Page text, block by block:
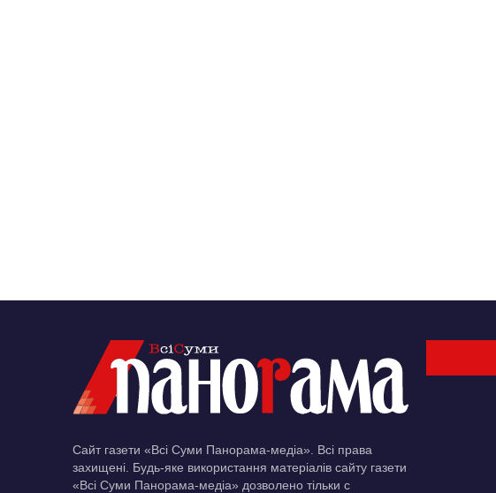
Сайт газети «Всі Суми Панорама-медіа». Всі права
захищені. Будь-яке використання матеріалів сайту газети
«Всі Суми Панорама-медіа» дозволено тільки c